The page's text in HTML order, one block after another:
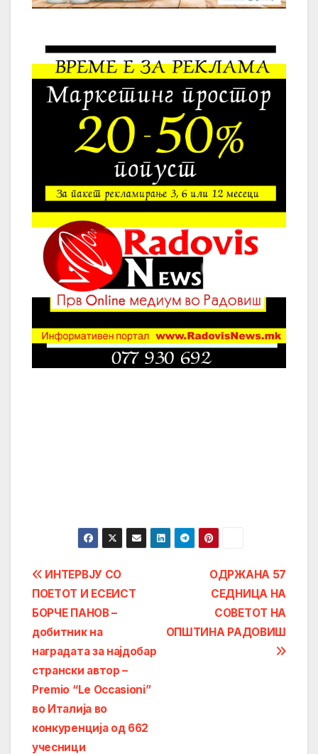
Post
navigation
ОДРЖАНА 57
СЕДНИЦА НА
СОВЕТОТ НА
ОПШТИНА РАДОВИШ
ИНТЕРВЈУ СО
ПОЕТОТ И ЕСЕИСТ
БОРЧЕ ПАНОВ –
добитник на
наградата за најдобар
странски автор –
Premio “Le Occasioni”
во Италија во
конкуренција од 662
учесници